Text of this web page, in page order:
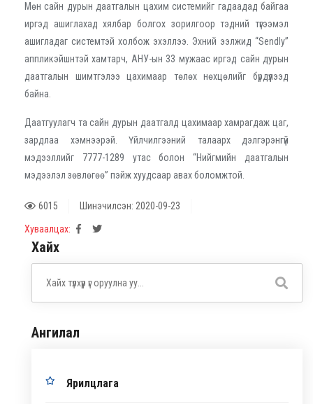
Мөн сайн дурын даатгалын цахим системийг гадаадад байгаа
иргэд ашиглахад хялбар болгох зорилгоор тэдний түгээмэл
ашигладаг системтэй холбож эхэллээ. Эхний ээлжид “Sendly”
аппликэйшнтэй хамтарч, АНУ-ын 33 мужаас иргэд сайн дурын
даатгалын шимтгэлээ цахимаар төлөх нөхцөлийг бүрдүүлээд
байна.
Даатгуулагч та сайн дурын даатгалд цахимаар хамрагдаж цаг,
зардлаа хэмнээрэй. Үйлчилгээний талаарх дэлгэрэнгүй
мэдээллийг 7777-1289 утас болон “Нийгмийн даатгалын
мэдээлэл зөвлөгөө” пэйж хуудсаар авах боломжтой.
6015 Шинэчилсэн: 2020-09-23
Хуваалцах:
Хайх
Ангилал
Ярилцлага